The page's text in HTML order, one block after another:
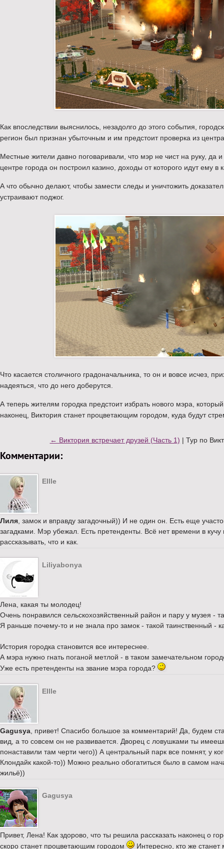
Как впоследствии выяснилось, незадолго до этого события,
регион был признан убыточным и им предстоит проверка из
Местные жители давно поговаривали, что мэр не чист на руку, да
центре города он построил казино, доходы от которого идут ему в
А что обычно делают, чтобы замести следы и уничтожить
устраивают поджог.
Что касается столичного градоначальника, то он и вовсе исчез,
надеяться, что до него доберутся.
А теперь жителям городка предстоит избрать нового мэра,
наконец, Виктория станет процветающим городом, куда будут
← Виктория встречает друзей (Часть 1) | Тур по
Комментарии:
Ellle
Лиля , замок и вправду загадочный)) И не один он. Есть еще
загадками. Мэр убежал. Есть претенденты. Всё нет времени в
рассказывать, что и как.
Liliyabonya
Лена, какая ты молодец!
Очень понравился сельскохозяйственный район и пару у музея -
Я раньше почему-то и не знала про замок - такой таинственный -
История городка становится все интереснее.
А мэра нужно гнать поганой метлой - в таком замечательном
Уже есть претенденты на звание мэра города?
Ellle
Gagusya , привет! Спасибо большое за комментарий! Да, будем
вид, а то совсем он не развивается. Дворец с ловушками ты
понаставили там черти чего)) А центральный парк все помнят, у
Клондайк какой-то)) Можно реально обогатиться было в самом
жильё))
Gagusya
Привет, Лена! Как здорово, что ты решила рассказать наконец о
скоро станет процветающим городом
Интересно, кто же